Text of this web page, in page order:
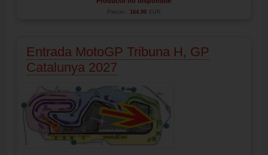
Precio: 164.00 EUR
Entrada MotoGP Tribuna H, GP
Catalunya 2027